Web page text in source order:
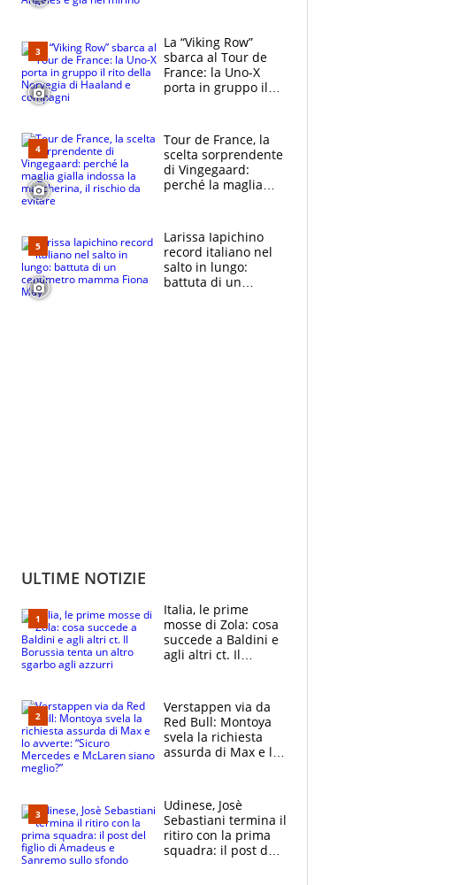
mirino
La “Viking Row”
sbarca al Tour de
France: la Uno-X
porta in gruppo il
compagni
Tour de France, la
scelta sorprendente
di Vingegaard:
perché la maglia
rischio da evitare
Larissa Iapichino
record italiano nel
salto in lungo:
battuta di un
ULTIME NOTIZIE
Italia, le prime
mosse di Zola: cosa
succede a Baldini e
agli altri ct. Il
azzurri
Verstappen via da
Red Bull: Montoya
svela la richiesta
assurda di Max e lo
McLaren siano
meglio?”
Udinese, Josè
Sebastiani termina il
ritiro con la prima
squadra: il post del